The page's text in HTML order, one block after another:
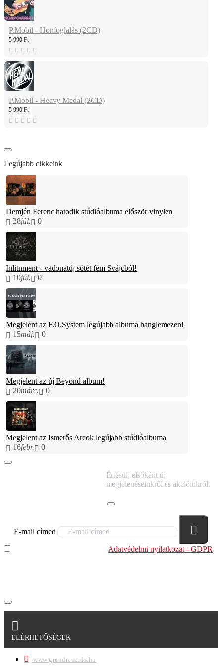
P.Mobil - Honfoglalás (2CD)
5 990 Ft
P.Mobil - Heavy Medal (2CD)
5 990 Ft
Legújabb cikkeink
Demjén Ferenc hatodik stúdióalbuma először vinylen
28júl. 0
Inlitnment - vadonatúj sötét fém Svájcból!
10júl. 0
Megjelent az F.O.System legújabb albuma hanglemezen!
15máj. 0
Megjelent az új Beyond album!
20márc. 0
Megjelent az Ismerős Arcok legújabb stúdióalbuma
16febr. 0
Értesülj elsőként új
megjelenéseinkről és akcióinkról.
E-mail címed
Adatvédelmi nyilatkozat - GDPR
ELÉRHETŐSÉGEK
www.grundrecords.hu